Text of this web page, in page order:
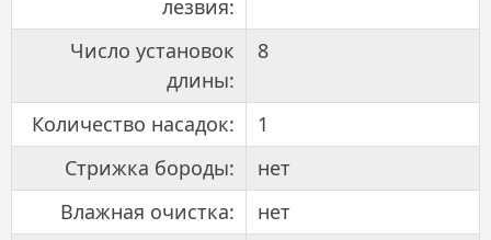
лезвия:
Число установок
длины:
8
Количество насадок:
1
Стрижка бороды:
нет
Влажная очистка:
нет